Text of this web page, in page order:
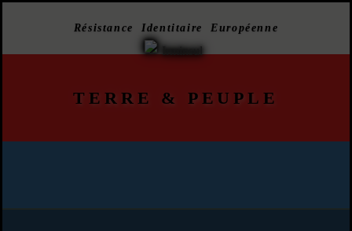
Résistance Identitaire Européenne
TERRE & PEUPLE